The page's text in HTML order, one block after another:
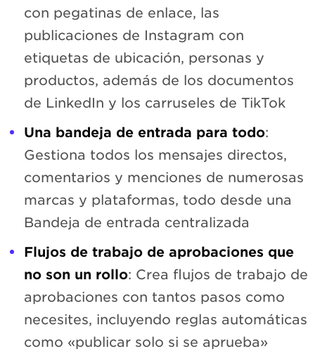
con pegatinas de enlace, las
publicaciones de Instagram con
etiquetas de ubicación, personas y
productos, además de los documentos
de LinkedIn y los carruseles de TikTok
Una bandeja de entrada para todo:
Gestiona todos los mensajes directos,
comentarios y menciones de numerosas
marcas y plataformas, todo desde una
Bandeja de entrada centralizada
Flujos de trabajo de aprobaciones que
no son un rollo: Crea flujos de trabajo de
aprobaciones con tantos pasos como
necesites, incluyendo reglas automáticas
como «publicar solo si se aprueba»